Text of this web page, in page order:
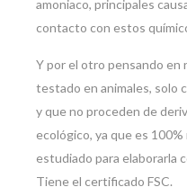
amoniaco, principales
contacto con estos
Y por el otro pensando en
testado en animales, solo
y que no proceden de
ecológico, ya que es
estudiado para elaborarla
Tiene el certificado FSC.